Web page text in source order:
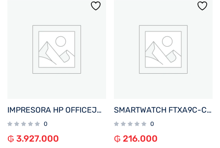
IMPRESORA HP OFFICEJET PRO 9730 IMP/COP/SCA/USB/RED/WIFI/BIVOLT
0
₲ 3.927.000
SMARTWATCH FTXA9C-CGBE 46MM GOLD/BEIGE ANDROID/IOS/BT/FREC. CARD
0
₲ 216.000